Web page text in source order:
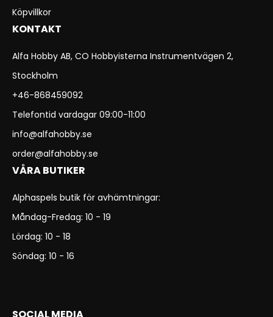
Köpvillkor
KONTAKT
Alfa Hobby AB, CO Hobbyisterna Instrumentvägen 2,
Stockholm
+46-868459092
Telefontid vardagar 09:00-11:00
info@alfahobby.se
order@alfahobby.se
VÅRA BUTIKER
Alphaspels butik för avhämtningar:
Måndag-Fredag: 10 - 19
Lördag: 10 - 18
Söndag: 10 - 16